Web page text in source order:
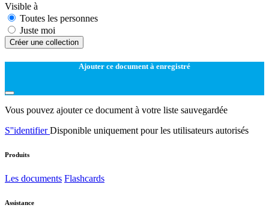
Visible à
Toutes les personnes
Juste moi
Créer une collection
Ajouter ce document à enregistré
Vous pouvez ajouter ce document à votre liste sauvegardée
S''identifierDisponible uniquement pour les utilisateurs autorisés
Produits
Les documents Flashcards
Assistance